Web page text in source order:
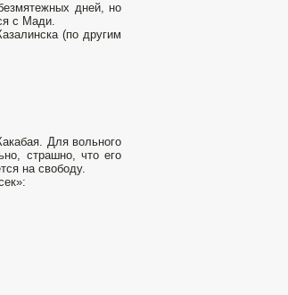
дней, но
с Мади.
(по другим
Для вольного
страшно, что его
на свободу.